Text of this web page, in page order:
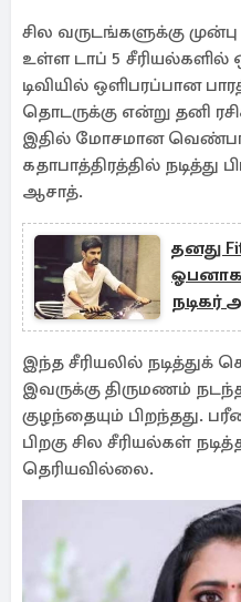
சில வருடங்களுக்கு
உள்ள டாப் 5 சீரியல்களில்
டிவியில் ஒளிபரப்பான
தொடருக்கு என்று தனி
இதில் மோசமான
கதாபாத்திரத்தில்
ஆசாத்.
தனது
ஓபனாக
நடிகர்
இந்த சீரியலில் நடித்துக்
இவருக்கு திருமணம்
குழந்தையும் பிறந்தது.
பிறகு சில சீரியல்கள்
தெரியவில்லை.